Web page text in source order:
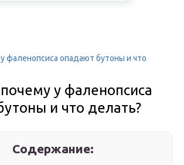
фаленопсиса опадают бутоны и что
у фаленопсиса
и что делать?
Содержание: